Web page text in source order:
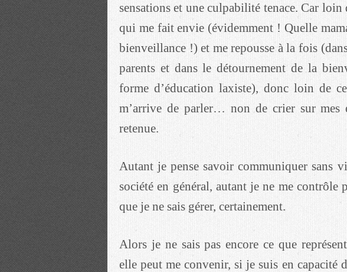
sensations et une culpabilité tenace. Car
qui me fait envie (évidemment ! Quelle
bienveillance !) et me repousse à la fois
parents et dans le détournement de la
forme d’éducation laxiste), donc loin de
m’arrive de parler… non de crier sur mes
retenue.
Autant je pense savoir communiquer sans
société en général, autant je ne me contrôle
que je ne sais gérer, certainement.
Alors je ne sais pas encore ce que
elle peut me convenir, si je suis en capacité